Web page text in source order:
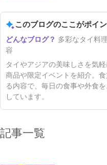
このブログのここがポイ
多彩なタイ料
容
タイやアジアの美味しさを気
商品や限定イベントを紹介。
る内容で、毎日の食事や外食
しています。
記事一覧